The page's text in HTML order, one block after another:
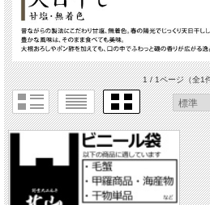
1 / 1ページ（全1